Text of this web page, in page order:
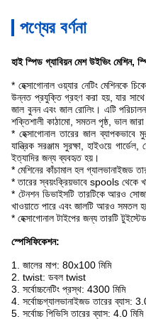
পণ্যের বর্ণনা
হাই স্পিড গ্যাবিয়ন মেশ উইভিং মেশিন,
* হেক্সাগোনাল ওয়্যার নেটিং মেশিনকে
উন্নত প্রযুক্তি গ্রহণ করা হয়, যার সাথে
জাল বুনন এবং জাল রোলিং। এটি
শক্তিশালী কাঠামো, সমতল পৃষ্ঠ, ভাল
* হেক্সাগোনাল তারের জাল ব্যাপকভাবে
যান্ত্রিক সরঞ্জাম সুরক্ষা, হাইওয়ে
ইত্যাদির জন্য ব্যবহৃত হয়।
* মেশিনের কাঁচামাল হল গ্যালভানাইজড
* তারের স্বয়ংক্রিয়ভাবে spools থেকে
* টেনশন ডিভাইসটি তারটিকে আরও
খাওয়াতে পারে এবং জালটি আরও সমতল
* হেক্সাগোনাল টাইপের জন্য তারটি
স্পেসিফিকেশন:
1. জালের মাপ: 80x100 মিমি
2. twist: ডবল twist
3. সর্বোচ্চনেটিং প্রস্থ: 4300 মিমি
4. সর্বোচ্চগ্যালভানাইজড তারের ব্যাস:
5. সর্বোচ্চ পিভিসি তারের ব্যাস: 4.0 মিমি